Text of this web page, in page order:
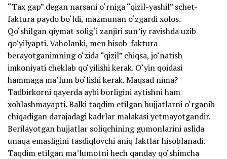
“Tax gap” degan narsani o‘rniga “qizil-yashil” schet-
faktura paydo bo‘ldi, mazmunan o‘zgardi xolos.
Qo‘shilgan qiymat solig‘i zanjiri sun’iy ravishda uzib
qo‘yilyapti. Vaholanki, men hisob-faktura
berayotganimning o‘zida “qizil” chiqsa, jo‘natish
imkoniyati cheklab qo‘yilishi kerak. O‘yin qoidasi
hammaga ma’lum bo‘lishi kerak. Maqsad nima?
Tadbirkorni qayerda aybi borligini aytishni ham
xohlashmayapti. Balki taqdim etilgan hujjatlarni o‘rganib
chiqadigan darajadagi kadrlar malakasi yetmayotgandir.
Berilayotgan hujjatlar soliqchining gumonlarini aslida
unaqa emasligini tasdiqlovchi aniq faktlar hisoblanadi.
Taqdim etilgan ma’lumotni hech qanday qo‘shimcha